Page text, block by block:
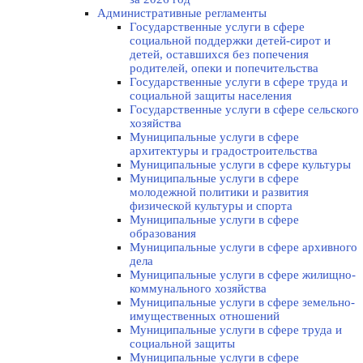
Административные регламенты
Государственные услуги в сфере
социальной поддержки детей-сирот и
детей, оставшихся без попечения
родителей, опеки и попечительства
Государственные услуги в сфере труда и
социальной защиты населения
Государственные услуги в сфере сельского
хозяйства
Муниципальные услуги в сфере
архитектуры и градостроительства
Муниципальные услуги в сфере культуры
Муниципальные услуги в сфере
молодежной политики и развития
физической культуры и спорта
Муниципальные услуги в сфере
образования
Муниципальные услуги в сфере архивного
дела
Муниципальные услуги в сфере жилищно-
коммунального хозяйства
Муниципальные услуги в сфере земельно-
имущественных отношений
Муниципальные услуги в сфере труда и
социальной защиты
Муниципальные услуги в сфере